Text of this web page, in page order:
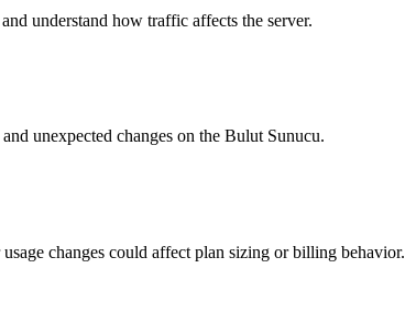
understand how traffic affects the server.
unexpected changes on the Bulut Sunucu.
changes could affect plan sizing or billing behavior.